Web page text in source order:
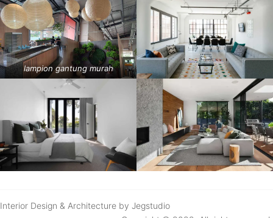
lampion gantung murah
Interior Design & Architecture by Jegstudio